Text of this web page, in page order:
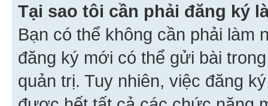
Tại sao tôi cần phải đăng ký
Bạn có thể không cần phải làm
đăng ký mới có thể gửi bài
quản trị. Tuy nhiên, việc đăng